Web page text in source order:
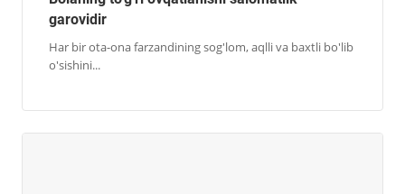
Har bir ota-ona farzandining sog'lom, aqlli va baxtli bo'lib
o'sishini...
garovidir